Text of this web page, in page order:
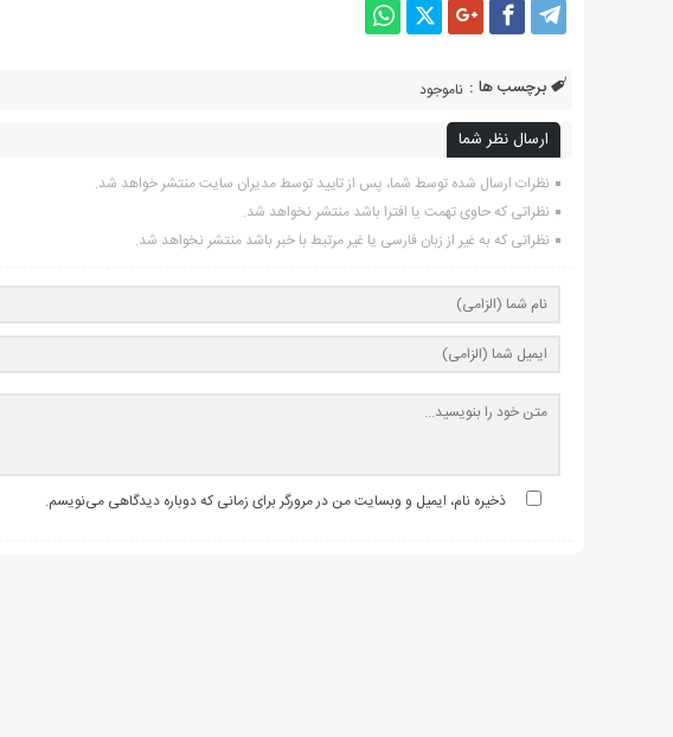
برچسب ها : ناموجود
ارسال نظر شما
نظرات ارسال شده توسط شما، پس از تایید توسط مدیران سایت منتشر خواهد شد.
نظراتی که حاوی تهمت یا افترا باشد منتشر نخواهد شد.
نظراتی که به غیر از زبان فارسی یا غیر مرتبط با خبر باشد منتشر نخواهد شد.
ذخیره نام، ایمیل و وبسایت من در مرورگر برای زمانی که دوباره دیدگاهی می‌نویسم.